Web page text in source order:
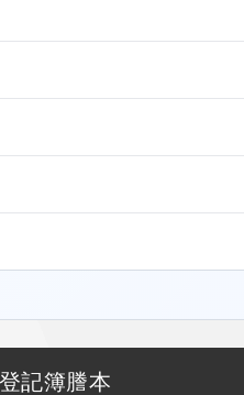
記簿謄本